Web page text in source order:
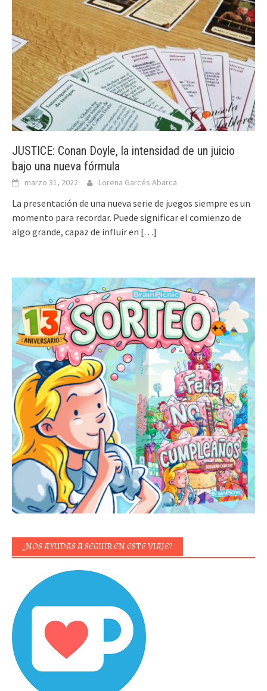
JUSTICE: Conan Doyle, la intensidad de un juicio
bajo una nueva fórmula
marzo 31, 2022 Lorena Garcés Abarca
La presentación de una nueva serie de juegos siempre es un
momento para recordar. Puede significar el comienzo de
algo grande, capaz de influir en […]
¿NOS AYUDAS A SEGUIR EN ESTE VIAJE?